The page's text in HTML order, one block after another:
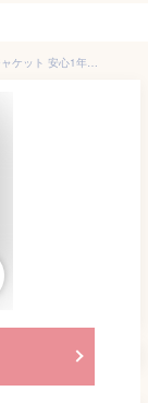
【最大15％OFFクーポン配布中】AQUATEX ライフジャケット 安心1年保証 国交省（桜マーク） 基準超え 釣り 大人 子供 男性 女性 キッズ フィッシングベスト 手動膨張式 ベストタイプ 救命胴衣 磯釣り 陸っぱり